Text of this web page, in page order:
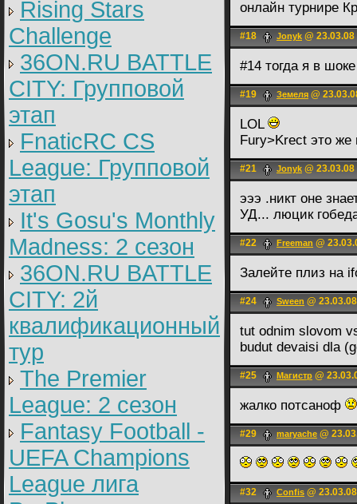
Rising Stars
Challenge
36ON.RU BATTLE
CITY: Групповой
этап
FnaticRC CS
League: Групповой
этап
It's Gosu's Monthly
Madness: 2 сезон
36ON.RU BATTLE
CITY: 2й
квалификационный
тур
The Premier
League: 2 cезон
Fantasy Football -
UEFA Champions
League лига
онлайн турнире
#18 Jonyk @
#14 тогда я в
#19 Земеля @
LOL
Fury>Krect это же
#21 Jonyk @
эээ .никт оне
УД... люцик
#22 Freeman @
Залейте плиз на
#24 Sween @
tut odnim slovom
budut devaisi dla
#25 Магистр @
жалко потсаноф
#29 maryache @
#32 Confis @